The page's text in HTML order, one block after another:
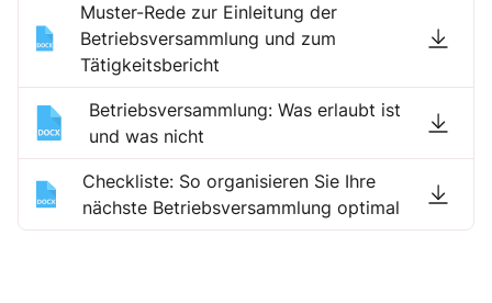
Muster-Rede zur Einleitung der
Betriebsversammlung und zum
Tätigkeitsbericht
Betriebsversammlung: Was erlaubt ist
und was nicht
Checkliste: So organisieren Sie Ihre
nächste Betriebsversammlung optimal